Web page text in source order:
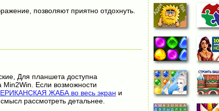
позволяют приятно отдохнуть.
Для планшета доступна
Если возможности
ЖАБА во весь экран и
рассмотреть детальнее.